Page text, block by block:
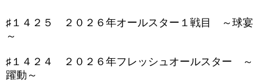
♯１４２５ ２０２６年オールスター１戦目 ～球宴
～
♯１４２４ ２０２６年フレッシュオールスター ～
躍動～